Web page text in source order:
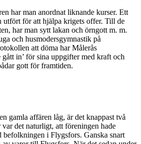
har man anordnat liknande kur­ser. Ett
utfört för att hjälpa krigets offer. Till de
har man sytt lakan och örngott m. m.
och husmoders­gymnastik på
att döma har Målerås
in’ för sina uppgifter med kraft och
gott för framtiden.
gamla affären låg, är det knappast två
det naturligt, att föreningen hade
befolkningen i Flygsfors. Ganska snart